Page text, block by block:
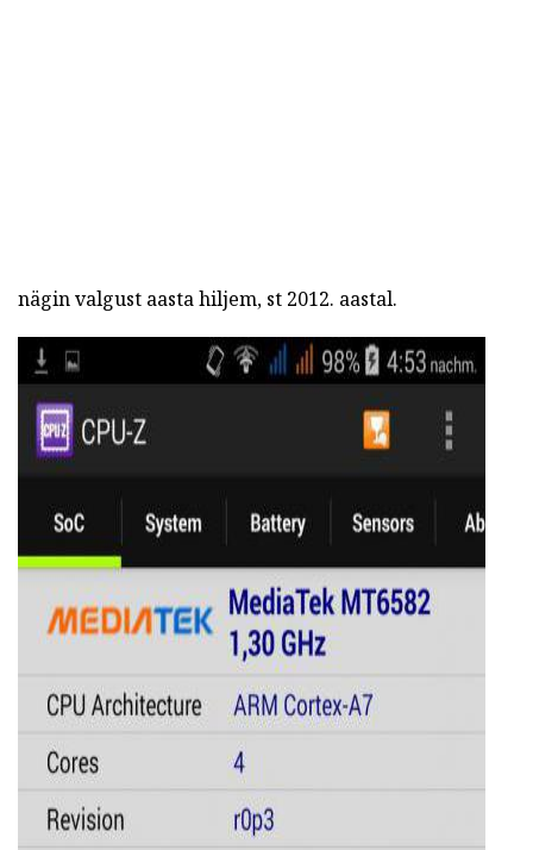
nägin valgust aasta hiljem, st 2012. aastal.